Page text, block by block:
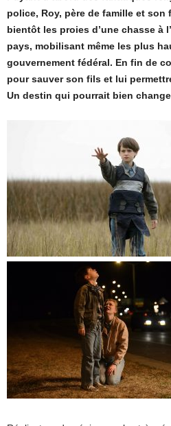
police, Roy, père de famille et
bientôt les proies d’une chasse à
pays, mobilisant même les plus
gouvernement fédéral. En fin de
pour sauver son fils et lui
Un destin qui pourrait bien